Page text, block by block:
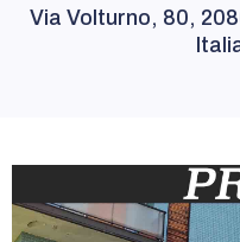
Via Volturno, 80,